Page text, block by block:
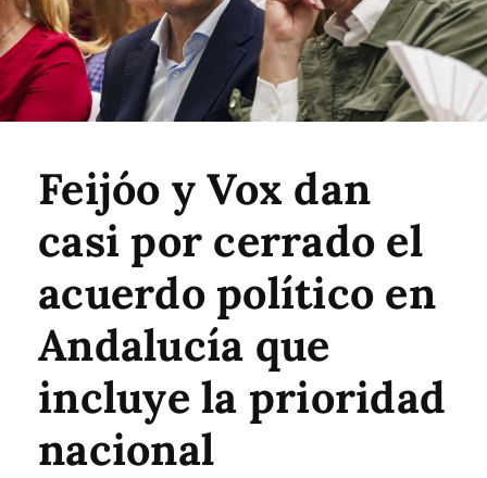
Feijóo y Vox dan
casi por cerrado el
acuerdo político en
Andalucía que
incluye la prioridad
nacional